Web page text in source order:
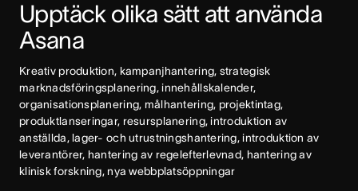
Upptäck olika sätt att använda
Asana
Kreativ produktion, kampanjhantering, strategisk
marknadsföringsplanering, innehållskalender,
organisationsplanering, målhantering, projektintag,
produktlanseringar, resursplanering, introduktion av
anställda, lager- och utrustningshantering, introduktion av
leverantörer, hantering av regelefterlevnad, hantering av
klinisk forskning, nya webbplatsöppningar